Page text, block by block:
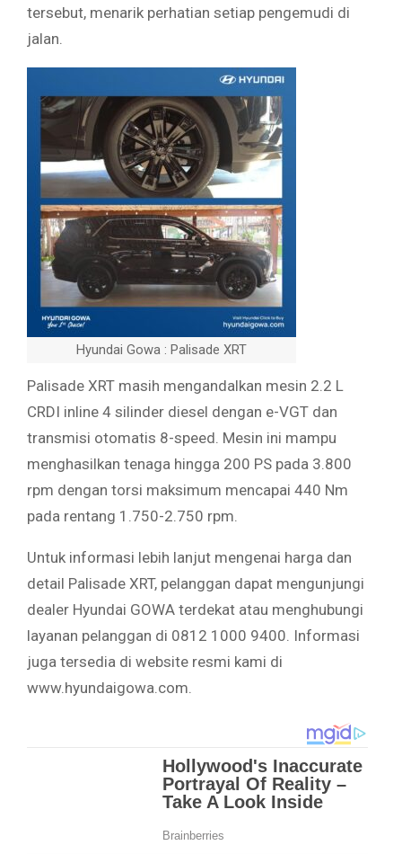
tersebut, menarik perhatian setiap pengemudi di
jalan.
Hyundai Gowa : Palisade XRT
Palisade XRT masih mengandalkan mesin 2.2 L
CRDI inline 4 silinder diesel dengan e-VGT dan
transmisi otomatis 8-speed. Mesin ini mampu
menghasilkan tenaga hingga 200 PS pada 3.800
rpm dengan torsi maksimum mencapai 440 Nm
pada rentang 1.750-2.750 rpm.
Untuk informasi lebih lanjut mengenai harga dan
detail Palisade XRT, pelanggan dapat mengunjungi
dealer Hyundai GOWA terdekat atau menghubungi
layanan pelanggan di 0812 1000 9400. Informasi
juga tersedia di website resmi kami di
www.hyundaigowa.com.